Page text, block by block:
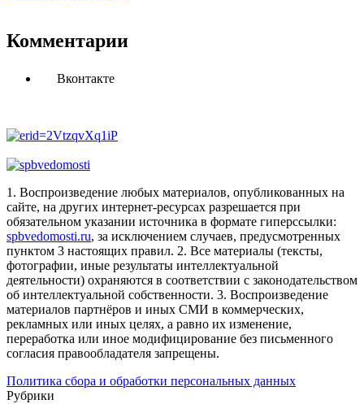
Комментарии
Вконтакте
1. Воспроизведение любых материалов, опубликованных на
сайте, на других интернет-ресурсах разрешается при
обязательном указании источника в формате гиперссылки:
spbvedomosti.ru, за исключением случаев, предусмотренных
пунктом 3 настоящих правил. 2. Все материалы (тексты,
фотографии, иные результаты интеллектуальной
деятельности) охраняются в соответствии с законодательством
об интеллектуальной собственности. 3. Воспроизведение
материалов партнёров и иных СМИ в коммерческих,
рекламных или иных целях, а равно их изменение,
переработка или иное модифицирование без письменного
согласия правообладателя запрещены.
Политика сбора и обработки персональных данных
Рубрики